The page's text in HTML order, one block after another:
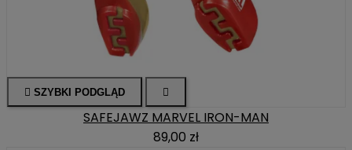
 SZYBKI PODGLĄD 
SAFEJAWZ MARVEL IRON-MAN
89,00 zł